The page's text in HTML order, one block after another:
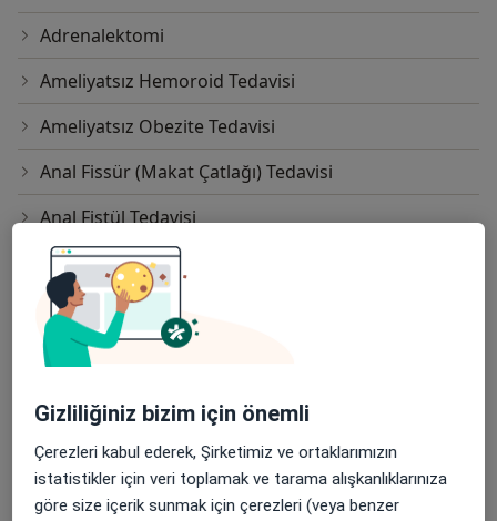
Adrenalektomi
Ameliyatsız Hemoroid Tedavisi
Ameliyatsız Obezite Tedavisi
Anal Fissür (Makat Çatlağı) Tedavisi
Anal Fistül Tedavisi
Anorektal Bölge Cerrahisi
Anoskopi
Apandisit Alınması
Apendektomi
Apse Insizyonu Ve Drenajı
Balon Dilatasyon
Gizliliğiniz bizim için önemli
Çerezleri kabul ederek, Şirketimiz ve ortaklarımızın
istatistikler için veri toplamak ve tarama alışkanlıklarınıza
göre size içerik sunmak için çerezleri (veya benzer